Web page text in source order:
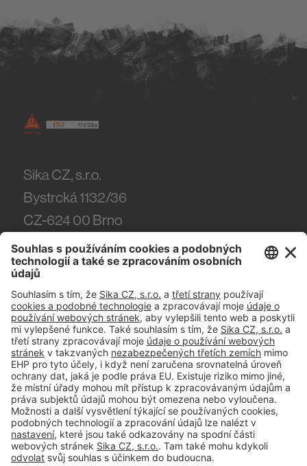
Sika CZ, s.r.o.
Bystrcká 1132/36
CZ-624 00 Brno
Tel. (+420) 546 422 464
#PCI
Tiráž